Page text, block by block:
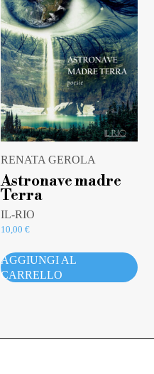
RENATA GEROLA
Astronave madre
Terra
IL-RIO
10,00€
AGGIUNGI AL
CARRELLO